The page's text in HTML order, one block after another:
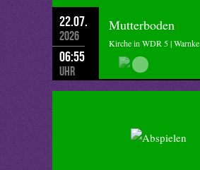
22.07.
2026
06:55
Uhr
Mutterboden
Kirche in WDR 5 | Warnke